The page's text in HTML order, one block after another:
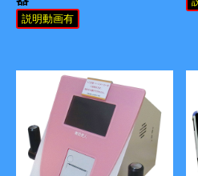
説明動画有